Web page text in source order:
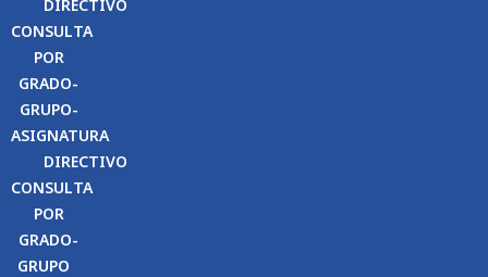
DIRECTIVO
CONSULTA
POR
GRADO-
GRUPO-
ASIGNATURA
DIRECTIVO
CONSULTA
POR
GRADO-
GRUPO